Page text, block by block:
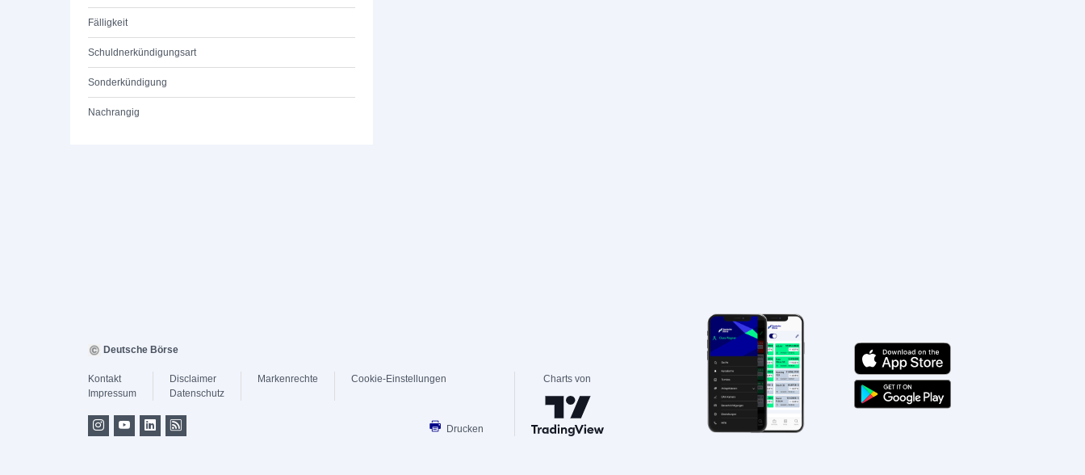
Fälligkeit
Schuldnerkündigungsart
Sonderkündigung
Nachrangig
Deutsche Börse
Kontakt
Impressum
Disclaimer
Datenschutz
Markenrechte Cookie-Einstellungen
Drucken
Charts von